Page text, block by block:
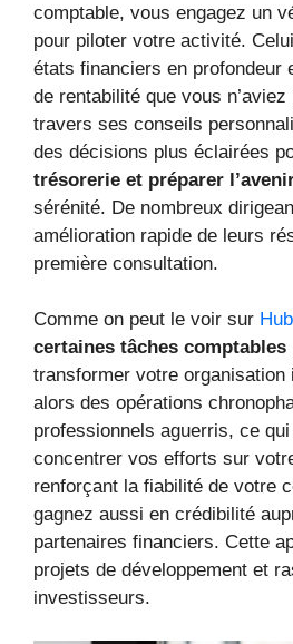
comptable, vous engagez un
pour piloter votre activité.
états financiers en profondeur
de rentabilité que vous
travers ses conseils
des décisions plus éclairées
trésorerie et préparer
sérénité. De nombreux
amélioration rapide de leurs
première consultation.
Comme on peut le voir sur
certaines tâches comptables
transformer votre organisation
alors des opérations
professionnels aguerris, ce
concentrer vos efforts sur
renforçant la fiabilité de votre
gagnez aussi en crédibilité
partenaires financiers. Cette
projets de développement et
investisseurs.